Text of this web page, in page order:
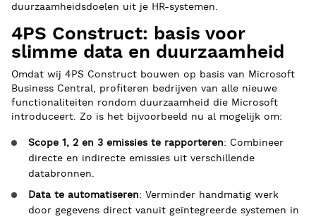
duurzaamheidsdoelen uit je HR-systemen.
4PS Construct: basis voor
slimme data en duurzaamheid
Omdat wij 4PS Construct bouwen op basis van Microsoft
Business Central, profiteren bedrijven van alle nieuwe
functionaliteiten rondom duurzaamheid die Microsoft
introduceert. Zo is het bijvoorbeeld nu al mogelijk om:
Scope 1, 2 en 3 emissies te rapporteren: Combineer
directe en indirecte emissies uit verschillende
databronnen.
Data te automatiseren: Verminder handmatig werk
door gegevens direct vanuit geïntegreerde systemen in